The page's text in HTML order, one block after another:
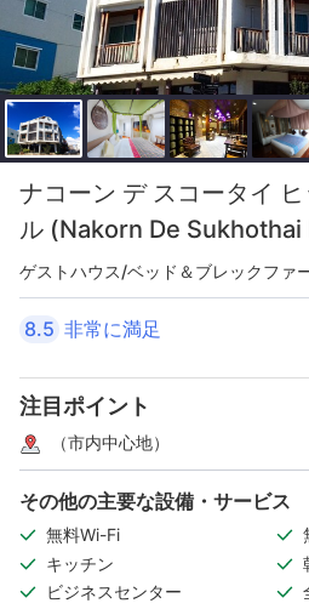
ナコーン デ スコータイ
ル (Nakorn De
ゲストハウス/ベッド＆ブレックファ
8.5 非常に満足
注目ポイント
（市内中心地）
その他の主要な設備・サービス
無料Wi-Fi
キッチン
ビジネスセンター